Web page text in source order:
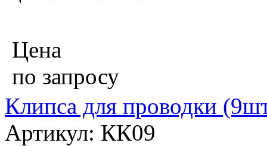
Цена
по запросу
Клипса для проводки
Артикул: КК09